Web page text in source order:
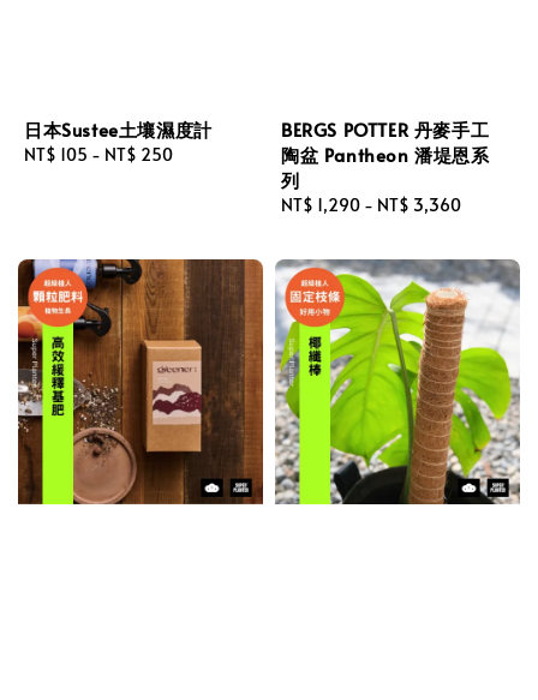
日本Sustee土壤濕度計
Regular
NT$ 105 - NT$ 250
BERGS POTTER 丹麥手工
陶盆 Pantheon 潘堤恩系
列
Regular
NT$ 1,290 - NT$ 3,360